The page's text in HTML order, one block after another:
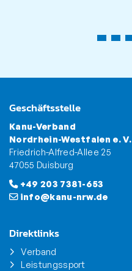
Geschäftsstelle
Kanu-Verband
Nordrhein-Westfalen e. V.
Friedrich-Alfred-Allee 25
47055 Duisburg
+49 203 7381-653
info@kanu-nrw.de
Direktlinks
Verband
Leistungssport